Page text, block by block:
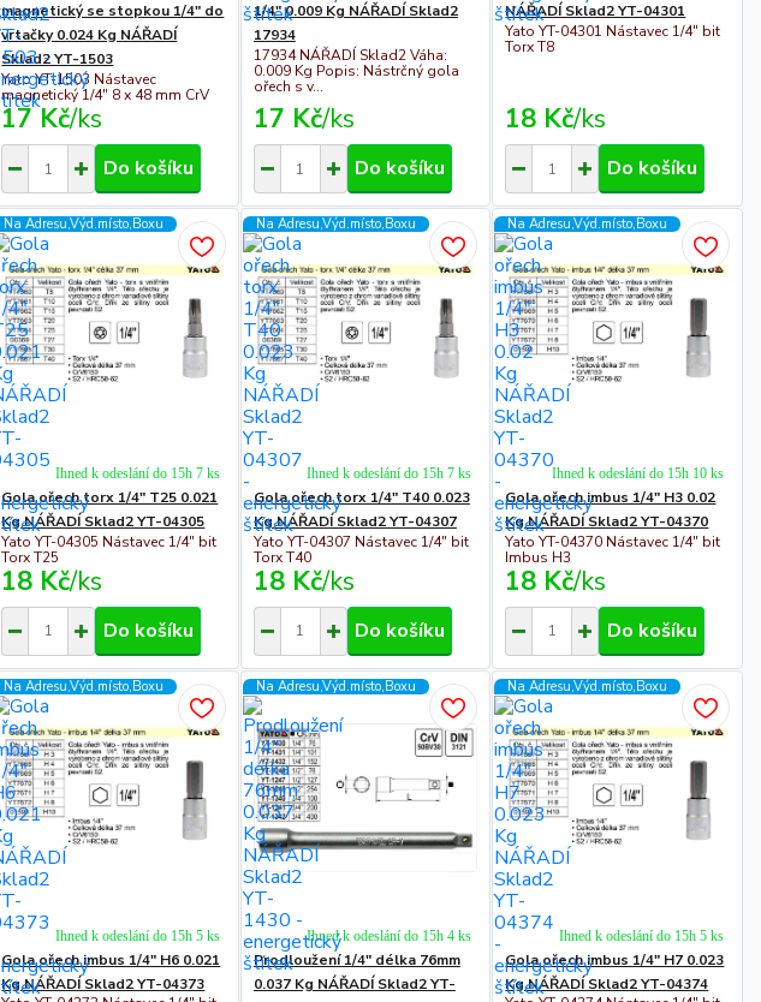
magnetický se stopkou 1/4" do
vrtačky 0.024 Kg NÁŘADÍ
Sklad2 YT-1503
Yato YT-1503 Nástavec
magnetický 1/4" 8 x 48 mm CrV
17 Kč/ks
Do košíku
1/4" 0.009 Kg NÁŘADÍ Sklad2
17934
17934 NÁŘADÍ Sklad2 Váha:
0.009 Kg Popis: Nástrčný gola
ořech s v...
17 Kč/ks
Do košíku
NÁŘADÍ Sklad2 YT-04301
Yato YT-04301 Nástavec 1/4" bit
Torx T8
18 Kč/ks
Do košíku
Na Adresu,Výd.místo,Boxu
Gola ořech torx 1/4" T25 0.021
Kg NÁŘADÍ Sklad2 YT-04305
Yato YT-04305 Nástavec 1/4" bit
Torx T25
18 Kč/ks
Ihned k odeslání do 15h 7 ks
Do košíku
Na Adresu,Výd.místo,Boxu
Gola ořech torx 1/4" T40 0.023
Kg NÁŘADÍ Sklad2 YT-04307
Yato YT-04307 Nástavec 1/4" bit
Torx T40
18 Kč/ks
Ihned k odeslání do 15h 7 ks
Do košíku
Na Adresu,Výd.místo,Boxu
Gola ořech imbus 1/4" H3 0.02
Kg NÁŘADÍ Sklad2 YT-04370
Yato YT-04370 Nástavec 1/4" bit
Imbus H3
18 Kč/ks
Ihned k odeslání do 15h 10 ks
Do košíku
Na Adresu,Výd.místo,Boxu
Gola ořech imbus 1/4" H6 0.021
Kg NÁŘADÍ Sklad2 YT-04373
Ihned k odeslání do 15h 5 ks
Na Adresu,Výd.místo,Boxu
Prodloužení 1/4" délka 76mm
0.037 Kg NÁŘADÍ Sklad2 YT-
Ihned k odeslání do 15h 4 ks
Na Adresu,Výd.místo,Boxu
Gola ořech imbus 1/4" H7 0.023
Kg NÁŘADÍ Sklad2 YT-04374
Ihned k odeslání do 15h 5 ks